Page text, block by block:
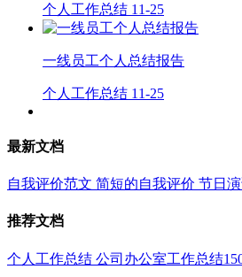
个人工作总结 11-25
一线员工个人总结报告
个人工作总结 11-25
最新文档
自我评价范文 简短的自我评价 节日
推荐文档
个人工作总结 公司办公室工作总结